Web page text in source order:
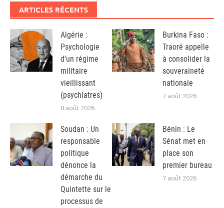
ARTICLES RÉCENTS
Algérie :
Psychologie
d’un régime
militaire
vieillissant
(psychiatres)
8 août 2026
Burkina Faso :
Traoré appelle
à consolider la
souveraineté
nationale
7 août 2026
Soudan : Un
responsable
politique
dénonce la
démarche du
Quintette sur le
processus de
Bénin : Le
Sénat met en
place son
premier bureau
7 août 2026